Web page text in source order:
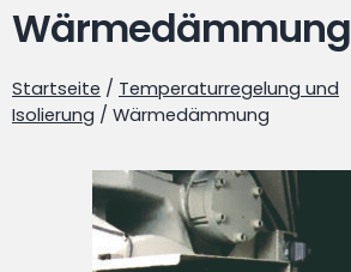
Wärmedämmung
Startseite / Temperaturregelung und
Isolierung / Wärmedämmung